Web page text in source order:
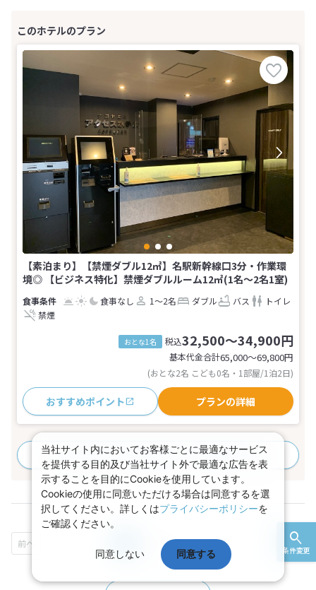
条件変更
【素泊まり】【禁煙ダブル12㎡】名駅新幹線口3分・作業環
境◎ 【ビジネス特化】禁煙ダブルルーム12㎡(1名～2名1室)
食事なし 1～2名 ダブル バス
トイレ
禁煙
おとな1名 税込32,500～34,900円
基本代金合計65,000〜69,800円
(おとな2名 こども0名・1部屋/1泊2日)
おすすめポイント プランの詳細
すべてのプランを見る(8プラン、4部屋タイプ)
3 ...
当社サイト内においてお客様ごとに最適なサービス
を提供する目的及び当社サイト外で最適な広告を表
示することを目的にCookieを使用しています。
Cookieの使用に同意いただける場合は同意するを選
択してください。詳しくはプライバシーポリシーを
ご確認ください。
同意しない 同意する